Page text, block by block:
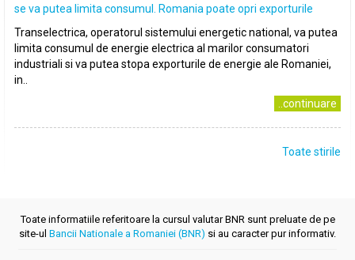
se va putea limita consumul. Romania poate opri exporturile
Transelectrica, operatorul sistemului energetic national, va putea
limita consumul de energie electrica al marilor consumatori
industriali si va putea stopa exporturile de energie ale Romaniei,
in..
..continuare
Toate stirile
Toate informatiile referitoare la cursul valutar BNR sunt preluate de pe
site-ul Bancii Nationale a Romaniei (BNR) si au caracter pur informativ.